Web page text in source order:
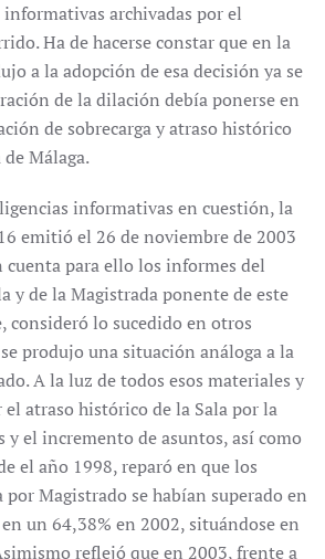
archivadas por el
Ha de hacerse constar que en la
a la adopción de esa decisión ya se
de la dilación debía ponerse en
de sobrecarga y atraso histórico
de Málaga.
informativas en cuestión, la
emitió el 26 de noviembre de 2003
cuenta para ello los informes del
y de la Magistrada ponente de este
consideró lo sucedido en otros
produjo una situación análoga a la
A la luz de todos esos materiales y
el atraso histórico de la Sala por la
y el incremento de asuntos, así como
el año 1998, reparó en que los
Magistrado se habían superado en
un 64,38% en 2002, situándose en
reflejó que en 2003, frente a